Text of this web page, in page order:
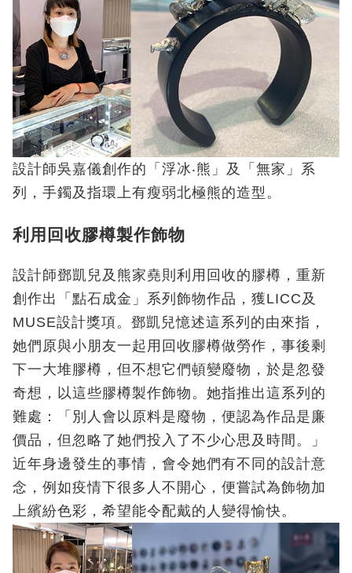
設計師吳嘉儀創作的「浮冰‧熊」及「無家」系
列，手鐲及指環上有瘦弱北極熊的造型。
利用回收膠樽製作飾物
設計師鄧凱兒及熊家堯則利用回收的膠樽，重新
創作出「點石成金」系列飾物作品，獲LICC及
MUSE設計獎項。鄧凱兒憶述這系列的由來指，
她們原與小朋友一起用回收膠樽做勞作，事後剩
下一大堆膠樽，但不想它們頓變廢物，於是忽發
奇想，以這些膠樽製作飾物。她指推出這系列的
難處：「別人會以原料是廢物，便認為作品是廉
價品，但忽略了她們投入了不少心思及時間。」
近年身邊發生的事情，會令她們有不同的設計意
念，例如疫情下很多人不開心，便嘗試為飾物加
上繽紛色彩，希望能令配戴的人變得愉快。